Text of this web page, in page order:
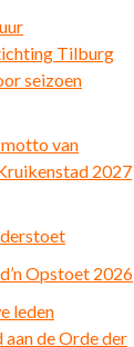
Tilburg
seizoen
van
2027
Opstoet 2026
leden
de Orde der